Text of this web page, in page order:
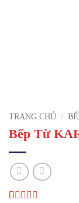
TRANG CHỦ /
Bếp Từ